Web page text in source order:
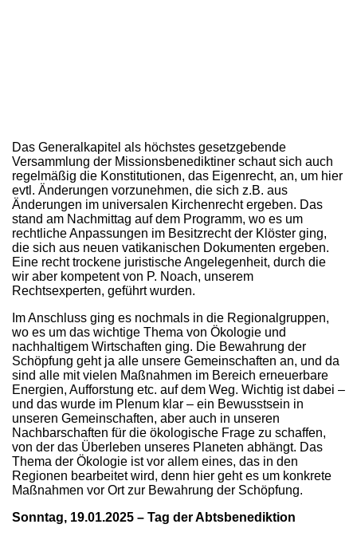
Das Generalkapitel als höchstes gesetzgebende
Versammlung der Missionsbenediktiner schaut sich auch
regelmäßig die Konstitutionen, das Eigenrecht, an, um hier
evtl. Änderungen vorzunehmen, die sich z.B. aus
Änderungen im universalen Kirchenrecht ergeben. Das
stand am Nachmittag auf dem Programm, wo es um
rechtliche Anpassungen im Besitzrecht der Klöster ging,
die sich aus neuen vatikanischen Dokumenten ergeben.
Eine recht trockene juristische Angelegenheit, durch die
wir aber kompetent von P. Noach, unserem
Rechtsexperten, geführt wurden.
Im Anschluss ging es nochmals in die Regionalgruppen,
wo es um das wichtige Thema von Ökologie und
nachhaltigem Wirtschaften ging. Die Bewahrung der
Schöpfung geht ja alle unsere Gemeinschaften an, und da
sind alle mit vielen Maßnahmen im Bereich erneuerbare
Energien, Aufforstung etc. auf dem Weg. Wichtig ist dabei –
und das wurde im Plenum klar – ein Bewusstsein in
unseren Gemeinschaften, aber auch in unseren
Nachbarschaften für die ökologische Frage zu schaffen,
von der das Überleben unseres Planeten abhängt. Das
Thema der Ökologie ist vor allem eines, das in den
Regionen bearbeitet wird, denn hier geht es um konkrete
Maßnahmen vor Ort zur Bewahrung der Schöpfung.
Sonntag, 19.01.2025 – Tag der Abtsbenediktion